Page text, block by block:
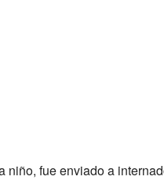
niño, fue enviado a